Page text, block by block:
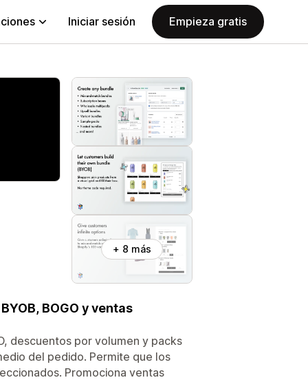
Iniciar sesión Empieza gratis
+ 8 más
BOGO y ventas
descuentos por volumen y packs
del pedido. Permite que los
Promociona ventas